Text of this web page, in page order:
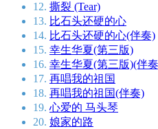
12. 撕裂 (Tear)
13. 比石头还硬的心
14. 比石头还硬的心(伴奏)
15. 幸生华夏(第三版)
16. 幸生华夏(第三版)(伴
17. 再唱我的祖国
18. 再唱我的祖国(伴奏)
19. 心爱的 马头琴
20. 娘家的路